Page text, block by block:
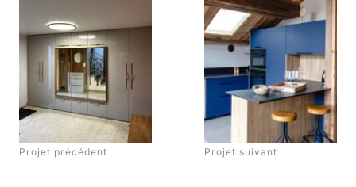
Projet précédent Projet suivant